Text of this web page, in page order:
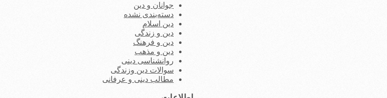
جوانان و دین
دسته‌بندی نشده
دین اسلام
دین و زندگی
دین و فرهنگ
دین و مذهب
روانشناسی دینی
سوالات دین وزندگی
مطالب دینی و عرفانی